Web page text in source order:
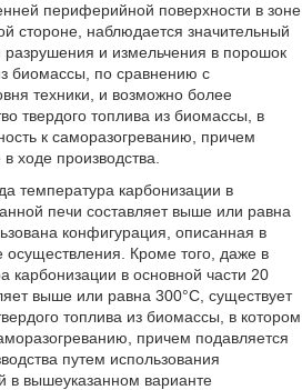
периферийной поверхности в зоне
стороне, наблюдается значительный
и измельчения в порошок
биомассы, по сравнению с
техники, и возможно более
твердого топлива из биомассы, в
к саморазогреванию, причем
ходе производства.
температура карбонизации в
печи составляет выше или равна
конфигурация, описанная в
осуществления. Кроме того, даже в
карбонизации в основной части 20
выше или равна 300°C, существует
топлива из биомассы, в котором
причем подавляется
путем использования
в вышеуказанном варианте